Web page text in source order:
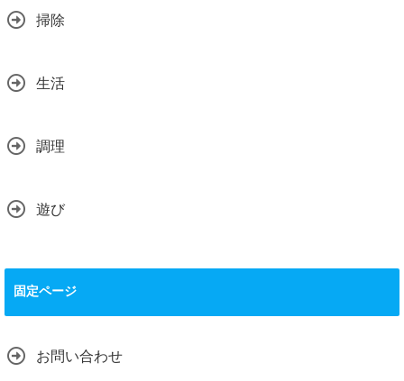
掃除
生活
調理
遊び
固定ページ
お問い合わせ